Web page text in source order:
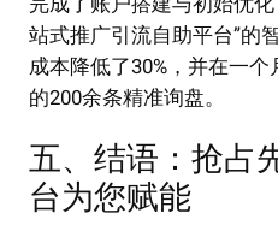
站式推广引流自助平台”的
成本降低了30%，并在一
的200余条精准询盘。
五、结语：抢占
台为您赋能